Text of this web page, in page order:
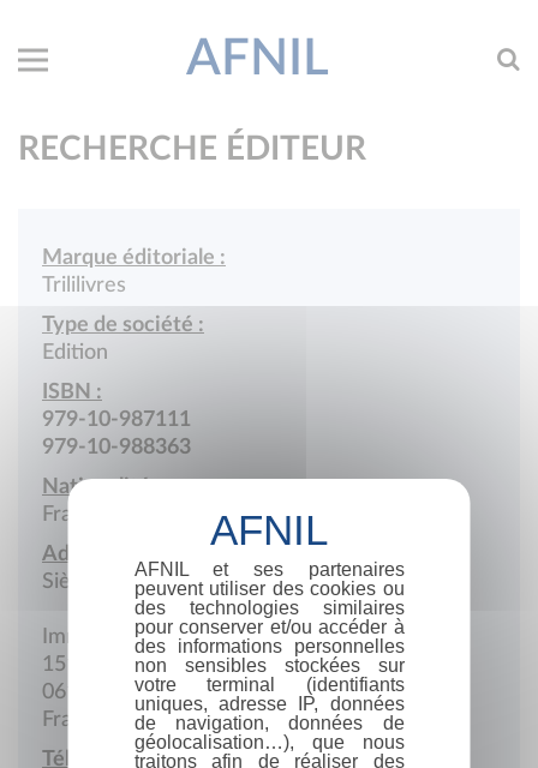
AFNIL
RECHERCHE ÉDITEUR
Marque éditoriale :
Trililivres
Type de société :
Edition
ISBN :
979-10-987111
979-10-988363
Nationalité :
France
Adresse :
Siège social
Immeuble Le Capitole
151 Avenue de Verdun
06190 Roquebrune-Cap-Martin
France
Téléphone portable :
AFNIL et ses partenaires
peuvent utiliser des cookies ou
des technologies similaires
pour conserver et/ou accéder à
des informations personnelles
non sensibles stockées sur
votre terminal (identifiants
uniques, adresse IP, données
de navigation, données de
géolocalisation…), que nous
traitons afin de réaliser des